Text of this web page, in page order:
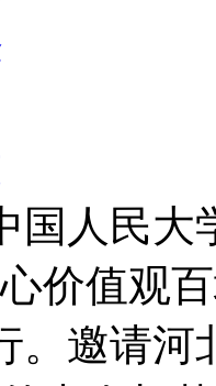
国人民
价值观
。邀请河